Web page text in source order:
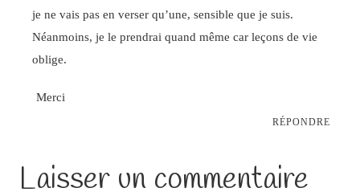
je ne vais pas en verser qu’une, sensible que je suis.
Néanmoins, je le prendrai quand même car leçons de vie
oblige.
Merci
RÉPONDRE
Laisser un commentaire